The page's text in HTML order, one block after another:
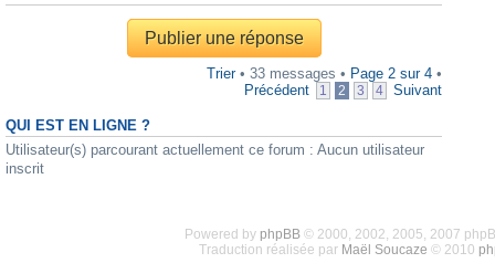
Publier une réponse
Trier• 33 messages • Page 2 sur 4 •
Précédent
1 2 3 4 Suivant
QUI EST EN LIGNE ?
Utilisateur(s) parcourant actuellement ce forum : Aucun utilisateur
inscrit
Powered by phpBB© 2000, 2002, 2005, 2007
Traduction réalisée par Maël Soucaze © 2010